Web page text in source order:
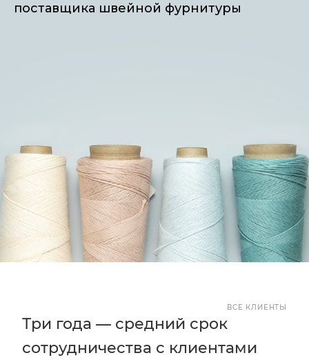
поставщика швейной фурнитуры
ВСЕ КЛИЕНТЫ
Три года — средний срок
сотрудничества с клиентами